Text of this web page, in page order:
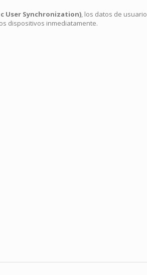
User Synchronization), los datos de usuario
dispositivos inmediatamente.